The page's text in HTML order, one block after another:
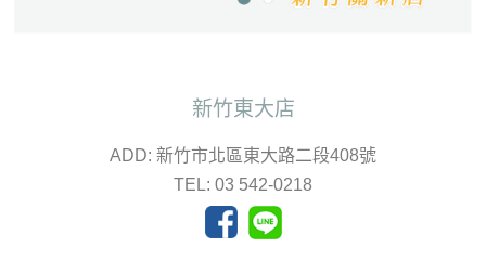
新竹東大店
ADD: 新竹市北區東大路二段408號
TEL: 03 542-0218